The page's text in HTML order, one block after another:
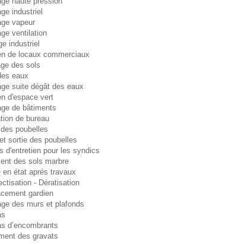
industriel
vapeur
ventilation
industriel
de locaux commerciaux
des sols
eaux
suite dégât des eaux
d'espace vert
de bâtiments
de bureau
poubelles
sortie des poubelles
d'entretien pour les syndics
des sols marbre
en état aprés travaux
- Dératisation
gardien
des murs et plafonds
d’encombrants
des gravats